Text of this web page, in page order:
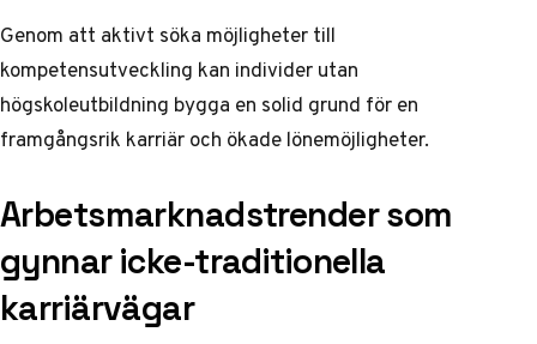
Genom att aktivt söka möjligheter till
kompetensutveckling kan individer utan
högskoleutbildning bygga en solid grund för en
framgångsrik karriär och ökade lönemöjligheter.
Arbetsmarknadstrender som
gynnar icke-traditionella
karriärvägar